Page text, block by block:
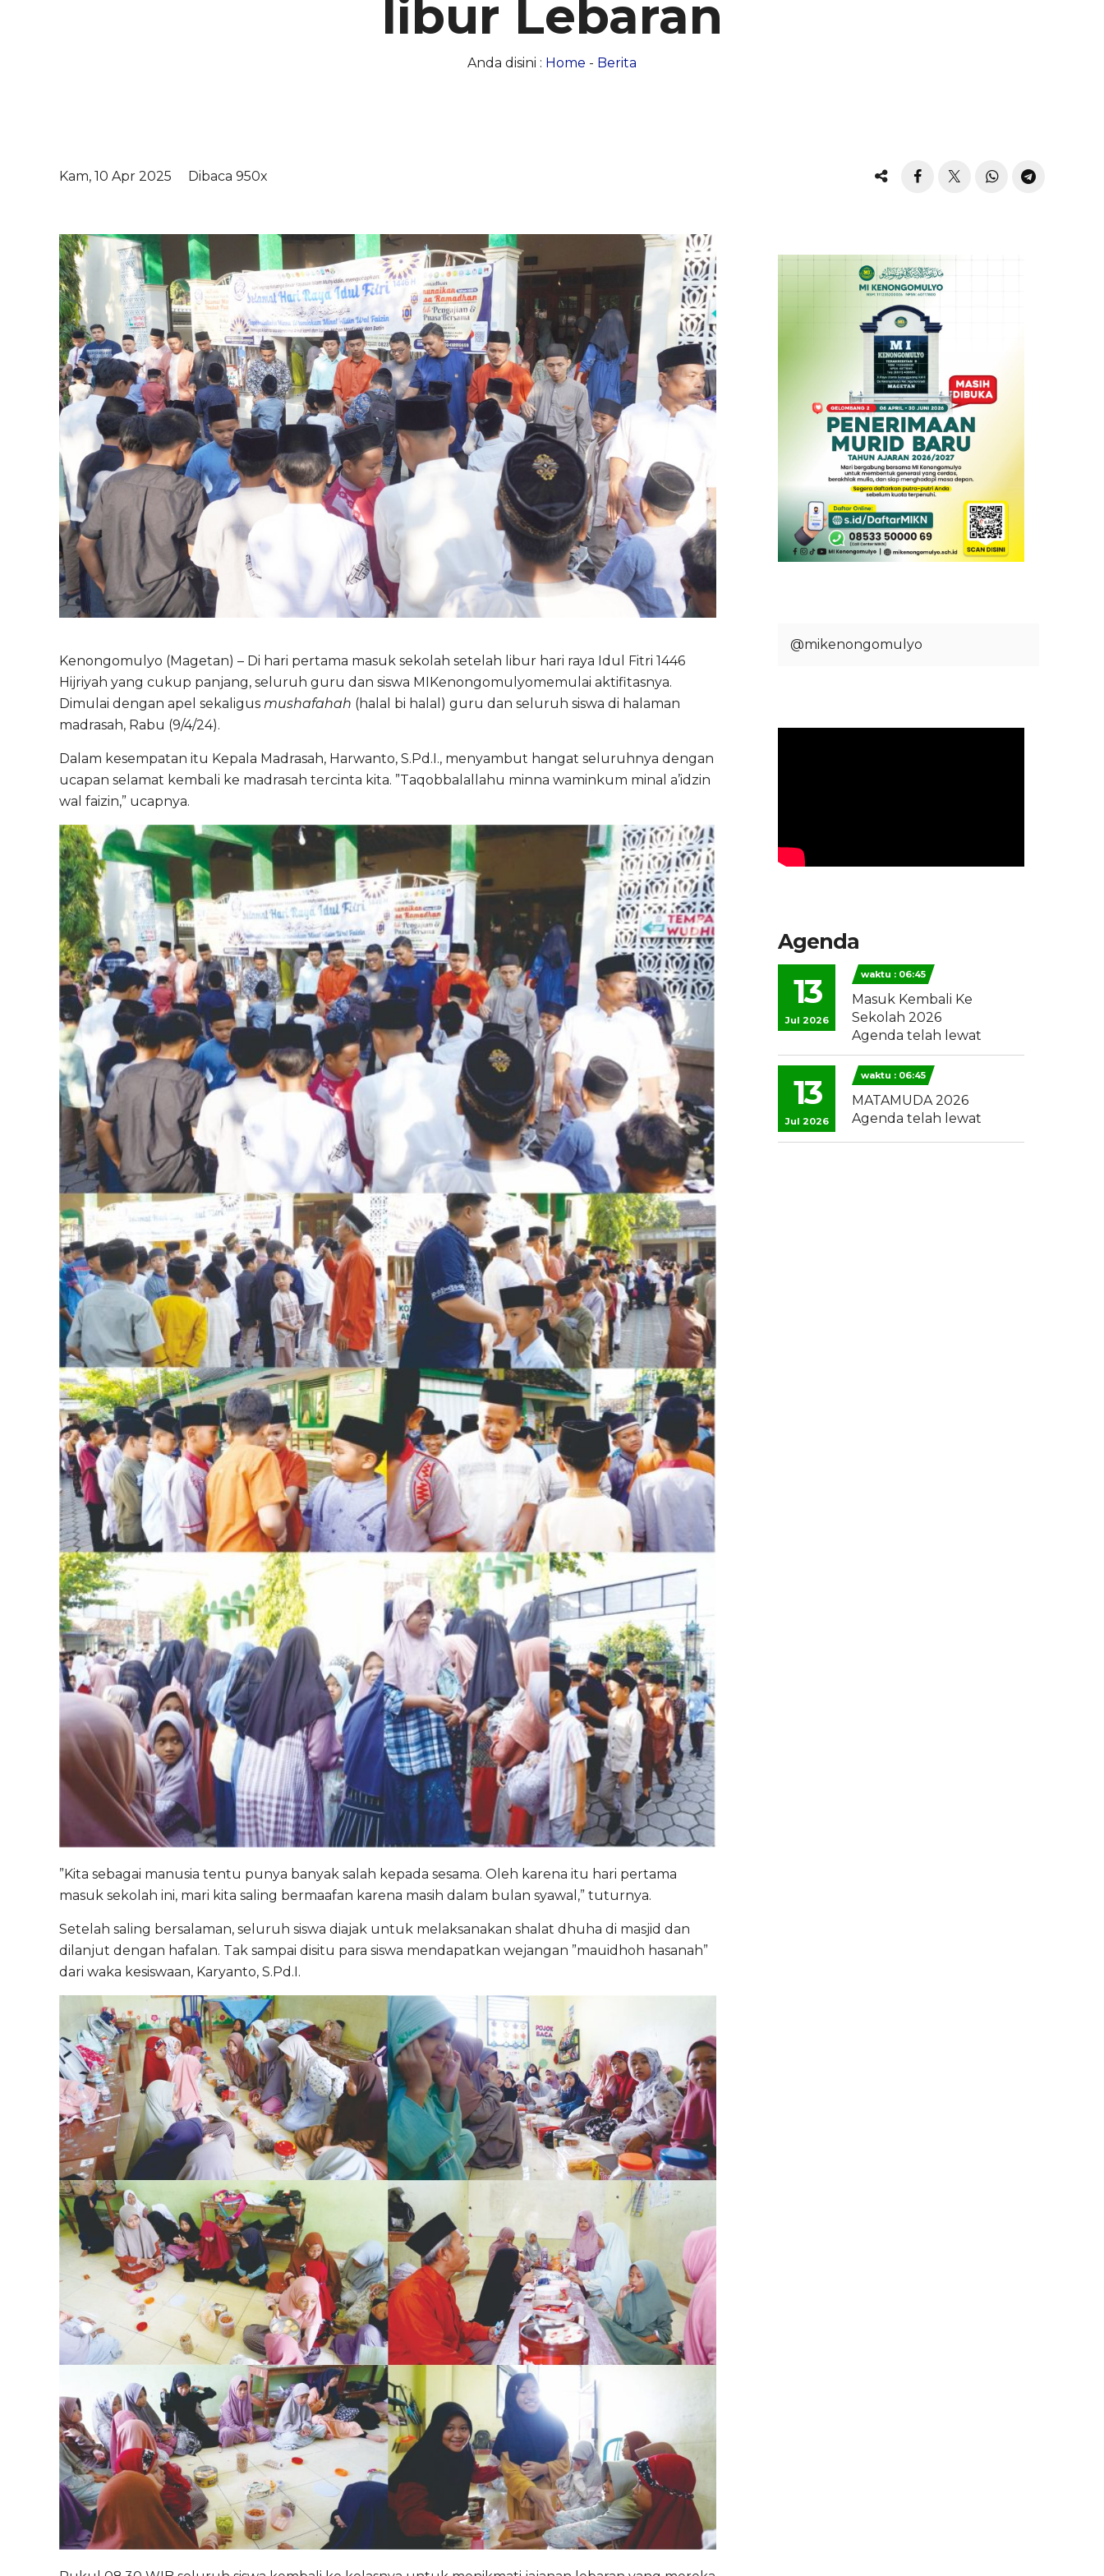
libur Lebaran
Anda disini : Home - Berita
Kam, 10 Apr 2025 Dibaca 950x
Kenongomulyo (Magetan) – Di hari pertama masuk sekolah setelah libur hari raya Idul Fitri 1446
Hijriyah yang cukup panjang, seluruh guru dan siswa MIKenongomulyomemulai aktifitasnya.
Dimulai dengan apel sekaligus mushafahah (halal bi halal) guru dan seluruh siswa di halaman
madrasah, Rabu (9/4/24).
Dalam kesempatan itu Kepala Madrasah, Harwanto, S.Pd.I., menyambut hangat seluruhnya dengan
ucapan selamat kembali ke madrasah tercinta kita. ”Taqobbalallahu minna waminkum minal a’idzin
wal faizin,” ucapnya.
”Kita sebagai manusia tentu punya banyak salah kepada sesama. Oleh karena itu hari pertama
masuk sekolah ini, mari kita saling bermaafan karena masih dalam bulan syawal,” tuturnya.
Setelah saling bersalaman, seluruh siswa diajak untuk melaksanakan shalat dhuha di masjid dan
dilanjut dengan hafalan. Tak sampai disitu para siswa mendapatkan wejangan ”mauidhoh hasanah”
dari waka kesiswaan, Karyanto, S.Pd.I.
@mikenongomulyo
Agenda
13
Jul 2026
waktu : 06:45
Masuk Kembali Ke
Sekolah 2026
Agenda telah lewat
13
Jul 2026
waktu : 06:45
MATAMUDA 2026
Agenda telah lewat